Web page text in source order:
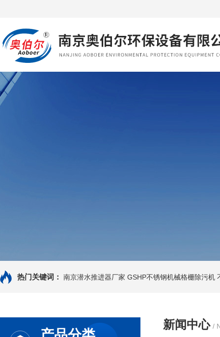
热门关键词： 南京潜水推进器厂家 GSHP不锈钢机械格栅除污机
新闻中心 /